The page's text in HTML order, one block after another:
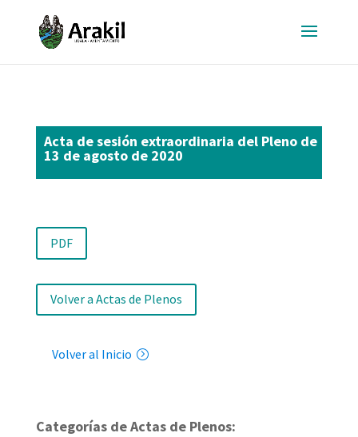
Acta de sesión extraordinaria del Pleno de
13 de agosto de 2020
PDF
Volver a Actas de Plenos
Volver al Inicio
Categorías de Actas de Plenos: